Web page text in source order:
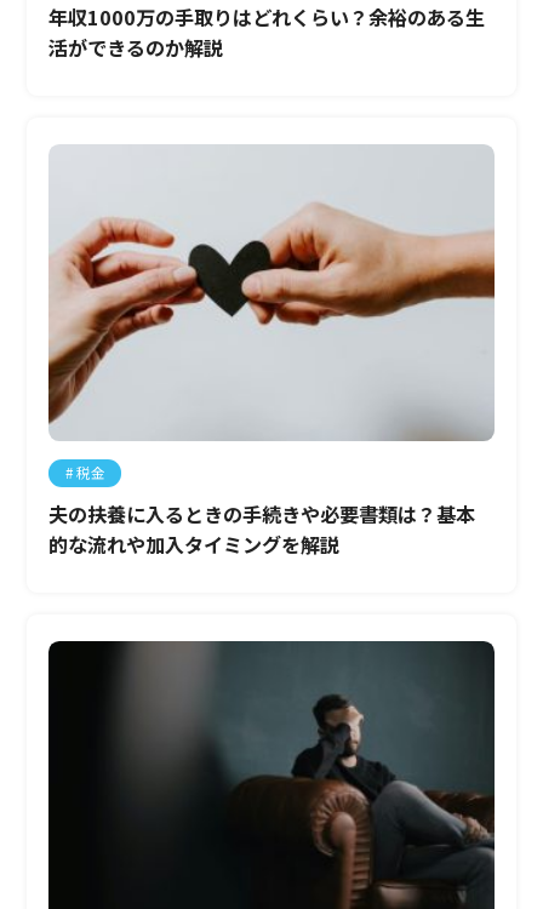
年収1000万の手取りはどれくらい？余裕のある生
活ができるのか解説
税金
夫の扶養に入るときの手続きや必要書類は？基本
的な流れや加入タイミングを解説